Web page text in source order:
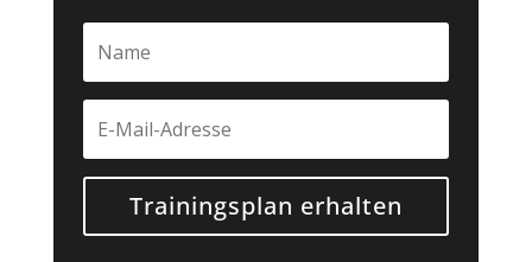
Trainingsplan erhalten